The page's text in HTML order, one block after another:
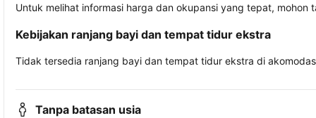
Untuk melihat informasi harga dan okupansi yang tepat,
Kebijakan ranjang bayi dan tempat tidur ekstra
Tidak tersedia ranjang bayi dan tempat tidur ekstra di
Tanpa batasan usia